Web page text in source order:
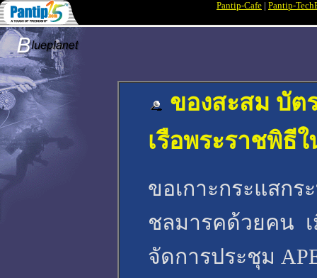
Pantip-Cafe | Pantip-
ของสะสม บัต
เรือพระราชพิธี
ขอเกาะกระแสกร
ชลมารคด้วยคน เ
จัดการประชุม